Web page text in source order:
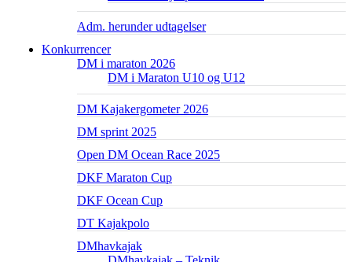
Adm. herunder udtagelser
Konkurrencer
DM i maraton 2026
DM i Maraton U10 og U12
DM Kajakergometer 2026
DM sprint 2025
Open DM Ocean Race 2025
DKF Maraton Cup
DKF Ocean Cup
DT Kajakpolo
DMhavkajak